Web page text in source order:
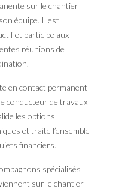
sur le chantier
équipe. Il est
et participe aux
réunions de
en contact permanent
conducteur de travaux
les options
et traite l’ensemble
financiers.
spécialisés
sur le chantier